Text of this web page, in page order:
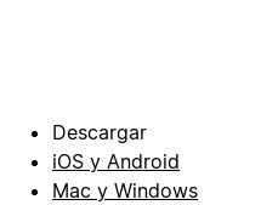
Descargar
iOS y Android
Mac y Windows